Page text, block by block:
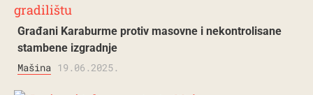
Građani Karaburme protiv masovne i nekontrolisane
stambene izgradnje
Mašina 19.06.2025.